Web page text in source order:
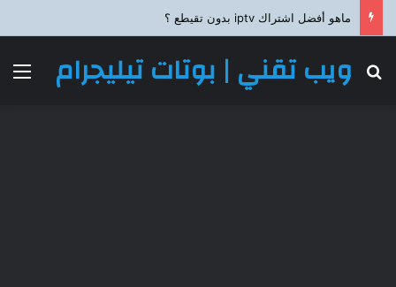
ماهو أفضل اشتراك iptv بدون تقيطع ؟
ويب تقني | بوتات تيليجرام
بحث عن